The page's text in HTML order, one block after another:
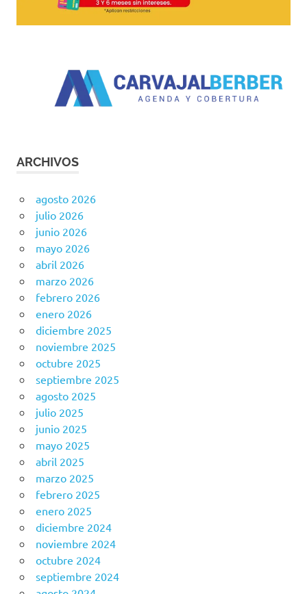
ARCHIVOS
agosto 2026
julio 2026
junio 2026
mayo 2026
abril 2026
marzo 2026
febrero 2026
enero 2026
diciembre 2025
noviembre 2025
octubre 2025
septiembre 2025
agosto 2025
julio 2025
junio 2025
mayo 2025
abril 2025
marzo 2025
febrero 2025
enero 2025
diciembre 2024
noviembre 2024
octubre 2024
septiembre 2024